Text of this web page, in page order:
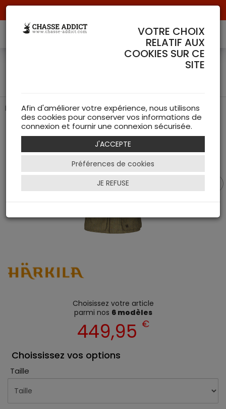
Gilet Jura Tweed Femme -
Élégance et Confort pour l'Extérieur
Choisissez votre article
parmi nos 6 modèles
449,95 €
Choississez vos options
Taille
VOTRE CHOIX
RELATIF AUX
COOKIES SUR CE
SITE
Afin d'améliorer votre expérience, nous utilisons
des cookies pour conserver vos informations de
connexion et fournir une connexion sécurisée.
J'ACCEPTE
Préférences de cookies
JE REFUSE